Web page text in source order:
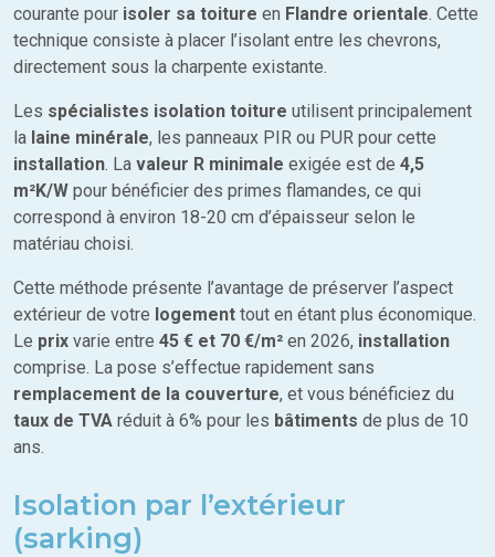
courante pour isoler sa toiture en Flandre orientale. Cette
technique consiste à placer l’isolant entre les chevrons,
directement sous la charpente existante.
Les spécialistes isolation toiture utilisent principalement
la laine minérale, les panneaux PIR ou PUR pour cette
installation. La valeur R minimale exigée est de 4,5
m²K/W pour bénéficier des primes flamandes, ce qui
correspond à environ 18-20 cm d’épaisseur selon le
matériau choisi.
Cette méthode présente l’avantage de préserver l’aspect
extérieur de votre logement tout en étant plus économique.
Le prix varie entre 45 € et 70 €/m² en 2026, installation
comprise. La pose s’effectue rapidement sans
remplacement de la couverture, et vous bénéficiez du
taux de TVA réduit à 6% pour les bâtiments de plus de 10
ans.
Isolation par l’extérieur
(sarking)